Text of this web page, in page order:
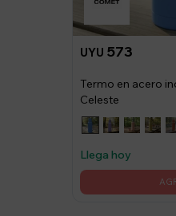
UYU 573
Termo en acero
Celeste
Llega hoy